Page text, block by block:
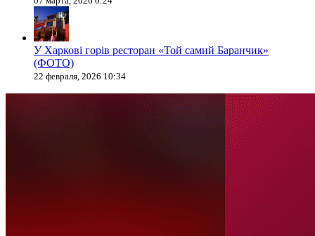
У Харкові горів ресторан «Той самий Баранчик»
(ФОТО)
22 февраля, 2026 10:34